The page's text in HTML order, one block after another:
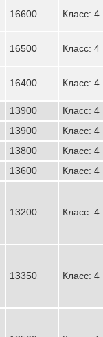
16600 Класс: 4
16500 Класс: 4
16400 Класс: 4
13900
Класс: 4
13900
Класс: 4
13800
Класс: 4
13600 Класс: 4
13200 Класс: 4
13350 Класс: 4